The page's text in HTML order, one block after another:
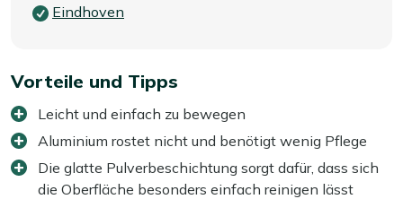
Eindhoven
Vorteile und Tipps
Leicht und einfach zu bewegen
Aluminium rostet nicht und benötigt wenig Pflege
Die glatte Pulverbeschichtung sorgt dafür, dass sich
die Oberfläche besonders einfach reinigen lässt